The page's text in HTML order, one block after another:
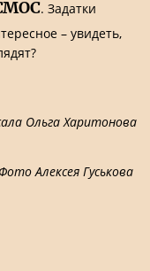
. Задатки
– увидеть,
Ольга Харитонова
Фото Алексея Гуськова